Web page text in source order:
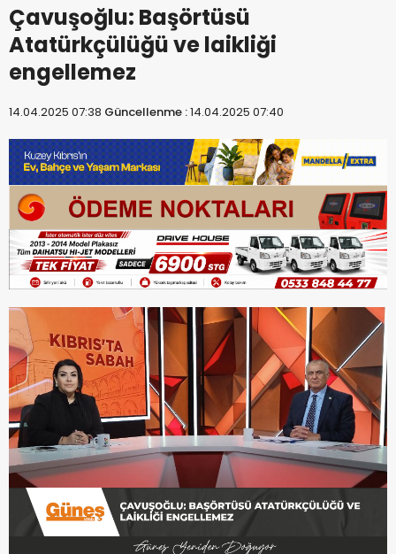
Çavuşoğlu: Başörtüsü
Atatürkçülüğü ve laikliği
engellemez
14.04.2025 07:38 Güncellenme :14.04.2025 07:40